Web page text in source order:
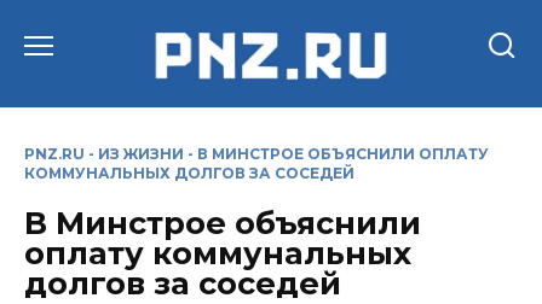
PNZ.RU - ИЗ ЖИЗНИ - В МИНСТРОЕ ОБЪЯСНИЛИ ОПЛАТУ
КОММУНАЛЬНЫХ ДОЛГОВ ЗА СОСЕДЕЙ
В Минстрое объяснили
оплату коммунальных
долгов за соседей